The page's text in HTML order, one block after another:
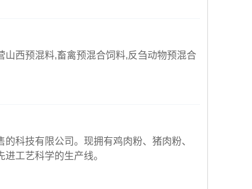
西预混料,畜禽预混合饲料,反刍动物预混合
科技有限公司。现拥有鸡肉粉、猪肉粉、
工艺科学的生产线。